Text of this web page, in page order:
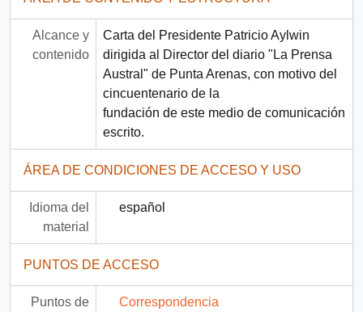
Alcance y
contenido
Carta del Presidente Patricio Aylwin
dirigida al Director del diario "La Prensa
Austral" de Punta Arenas, con motivo del
cincuentenario de la
fundación de este medio de comunicación
escrito.
ÁREA DE CONDICIONES DE ACCESO Y USO
Idioma del
material
español
PUNTOS DE ACCESO
Puntos de Correspondencia